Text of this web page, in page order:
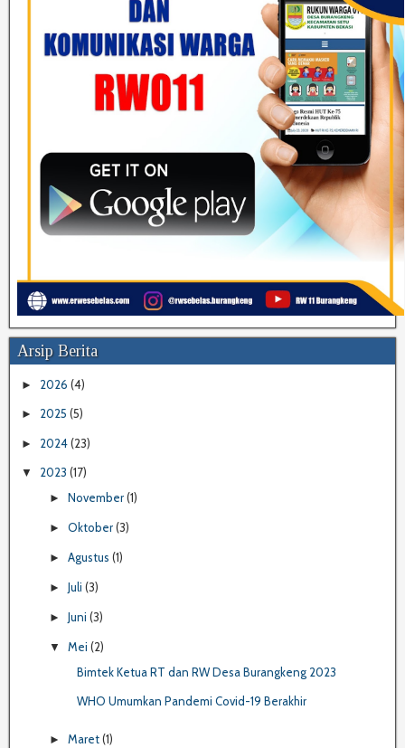
Arsip Berita
► 2026 (4)
► 2025 (5)
► 2024(23)
▼ 2023 (17)
► November(1)
► Oktober(3)
► Agustus (1)
► Juli (3)
► Juni (3)
▼ Mei (2)
Bimtek Ketua RT dan RW Desa Burangkeng 2023
WHO Umumkan Pandemi Covid-19 Berakhir
► Maret(1)